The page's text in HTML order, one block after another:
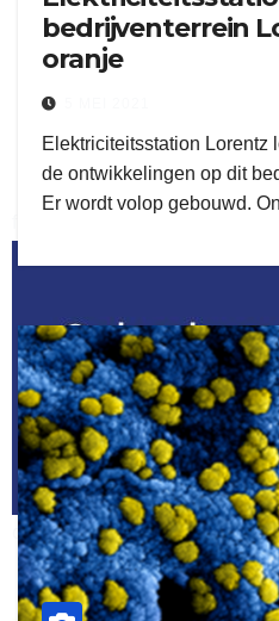
ook adverteren
bedrijventerrein
oranje
Elektriciteitsstation Lorentz
de ontwikkelingen op dit
Er wordt volop gebouwd.